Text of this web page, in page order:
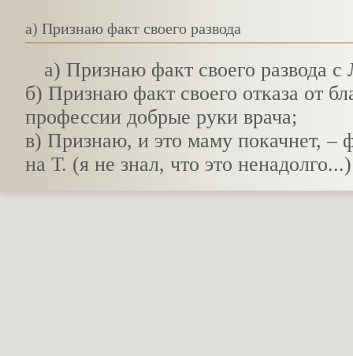
а) Признаю факт своего развода
а) Признаю факт своего развода с
б) Признаю факт своего отказа от
профессии добрые руки врача;
в) Признаю, и это маму покачнет, –
на Т. (я не знал, что это ненадолго...)